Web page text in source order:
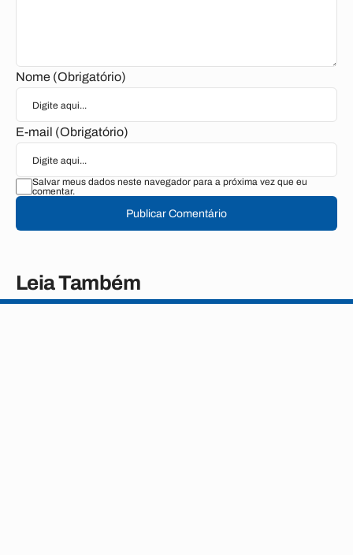
Nome (Obrigatório)
E-mail (Obrigatório)
Salvar meus dados neste navegador para a próxima vez que eu
comentar.
Publicar Comentário
Leia Também